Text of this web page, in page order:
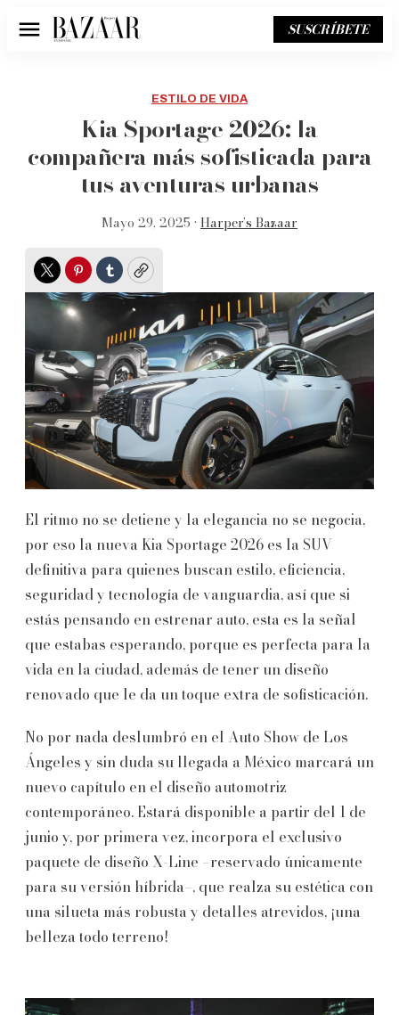
Menú SUSCRÍBETE
ESTILO DE VIDA
Kia Sportage 2026: la
compañera más sofisticada para
tus aventuras urbanas
Mayo 29, 2025 • Harper’s Bazaar
TwitterPinterest
TumblrCopy
El ritmo no se detiene y la elegancia no se negocia,
por eso la nueva Kia Sportage 2026 es la SUV
definitiva para quienes buscan estilo, eficiencia,
seguridad y tecnología de vanguardia, así que si
estás pensando en estrenar auto, esta es la señal
que estabas esperando, porque es perfecta para la
vida en la ciudad, además de tener un diseño
renovado que le da un toque extra de sofisticación.
No por nada deslumbró en el Auto Show de Los
Ángeles y sin duda su llegada a México marcará un
nuevo capítulo en el diseño automotriz
contemporáneo. Estará disponible a partir del 1 de
junio y, por primera vez, incorpora el exclusivo
paquete de diseño X-Line –reservado únicamente
para su versión híbrida–, que realza su estética con
una silueta más robusta y detalles atrevidos, ¡una
belleza todo terreno!